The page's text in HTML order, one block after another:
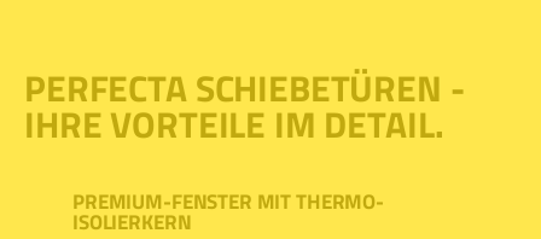
PERFECTA SCHIEBETÜREN -
IHRE VORTEILE IM DETAIL.
PREMIUM-FENSTER MIT THERMO-
ISOLIERKERN